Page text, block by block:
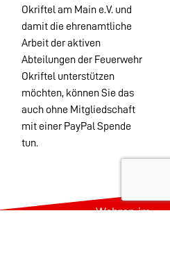
Okriftel am Main e.V. und
damit die ehrenamtliche
Arbeit der aktiven
Abteilungen der Feuerwehr
Okriftel unterstützen
möchten, können Sie das
auch ohne Mitgliedschaft
mit einer PayPal Spende
tun.
Wehren im